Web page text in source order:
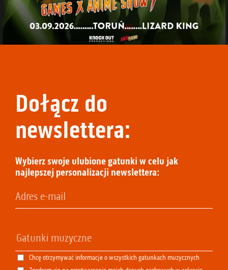
Dołącz do
newslettera:
Wybierz swoje ulubione gatunki w celu jak
najlepszej personalizacji newslettera:
Chcę otrzymywać informacje o wszystkich gatunkach muzycznych